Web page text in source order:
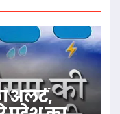
अलर्ट,